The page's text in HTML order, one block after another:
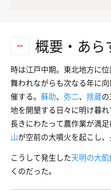
概要・あら
時は江戸中期。東北地方に位
舞われながらも次なる年に
催する。 蘇助、 弥二、 捨蔵
地を開墾する日々に明け暮
長きにわたって農作業が満足
山が空前の大噴火を起こし
こうして発生した天明の大
くのだった。